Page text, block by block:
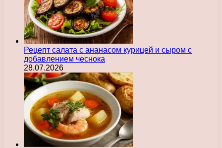
Рецепт салата с ананасом курицей и сыром с
добавлением чеснока
28.07.2026